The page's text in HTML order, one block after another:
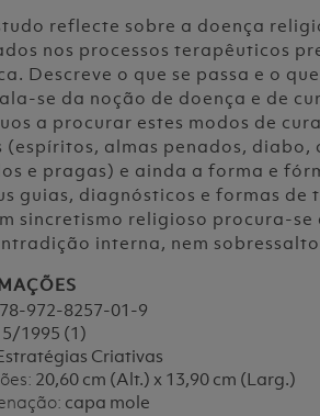
reflecte sobre a doença
nos processos terapêuticos
Descreve o que se passa e o
se da noção de doença e de
a procurar estes modos de
(espíritos, almas penados, diabo,
e pragas) e ainda a forma e
guias, diagnósticos e formas
sincretismo religioso procura-
interna, nem
972-8257-01-9
5/1995 (1)
Criativas
20,60 cm (Alt.) x 13,90 cm (Larg.)
capa mole